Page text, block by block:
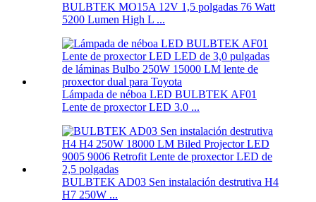
BULBTEK MO15A 12V 1,5 polgadas 76 Watt
5200 Lumen High L ...
Lámpada de néboa LED BULBTEK AF01
Lente de proxector LED 3.0 ...
BULBTEK AD03 Sen instalación destrutiva H4
H7 250W ...